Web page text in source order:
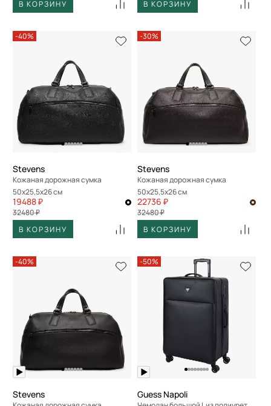
В КОРЗИНУ
В КОРЗИНУ
-40%
Stevens
Кожаная дорожная сумка
50x25,5x26 см
19488 ₽
32480 ₽
В КОРЗИНУ
-30%
Stevens
Кожаная дорожная сумка
50x25,5x26 см
22736 ₽
32480 ₽
В КОРЗИНУ
-40%
Stevens
-50%
Guess Napoli